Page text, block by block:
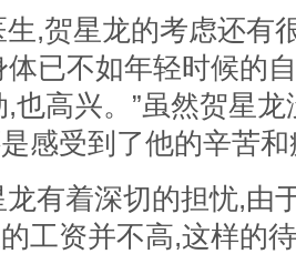
,贺星龙的考虑还有
已不如年轻时候的
也高兴。”虽然贺星
感受到了他的辛苦
有着深切的担忧,由
工资并不高,这样的